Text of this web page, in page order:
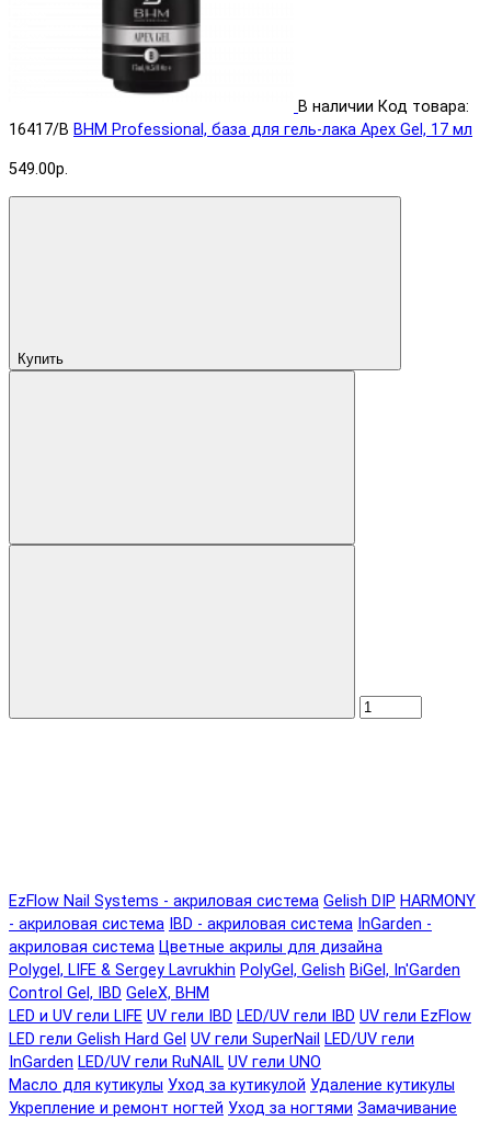
В наличии Код товара:
16417/B BHM Professional, база для гель-лака Apex Gel, 17 мл
549.00р.
Купить
EzFlow Nail Systems - акриловая система Gelish DIP HARMONY
- акриловая система IBD - акриловая система InGarden -
акриловая система Цветные акрилы для дизайна
Polygel, LIFE & Sergey Lavrukhin PolyGel, Gelish BiGel, In'Garden
Control Gel, IBD GeleX, BHM
LED и UV гели LIFE UV гели IBD LED/UV гели IBD UV гели EzFlow
LED гели Gelish Hard Gel UV гели SuperNail LED/UV гели
InGarden LED/UV гели RuNAIL UV гели UNO
Масло для кутикулы Уход за кутикулой Удаление кутикулы
Укрепление и ремонт ногтей Уход за ногтями Замачивание